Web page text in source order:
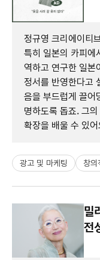
정규영 크리에이티
특히 일본의 카피에
역하고 연구한 일본
정서를 반영한다고
음을 부드럽게 끌어
명하도록 돕죠. 그
확장을 배울 수 있어
광고 및 마케팅 창의
밀
전